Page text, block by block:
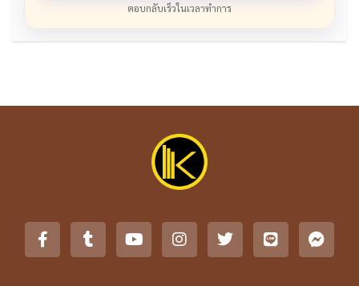
ตอบกลับเร็วในเวลาทำการ